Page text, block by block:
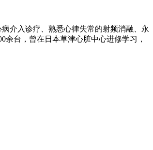
介入诊疗、熟悉心律失常的射频消融、永
台，曾在日本草津心脏中心进修学习，